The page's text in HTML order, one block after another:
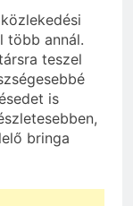
több annál.
teszel
is
bringa